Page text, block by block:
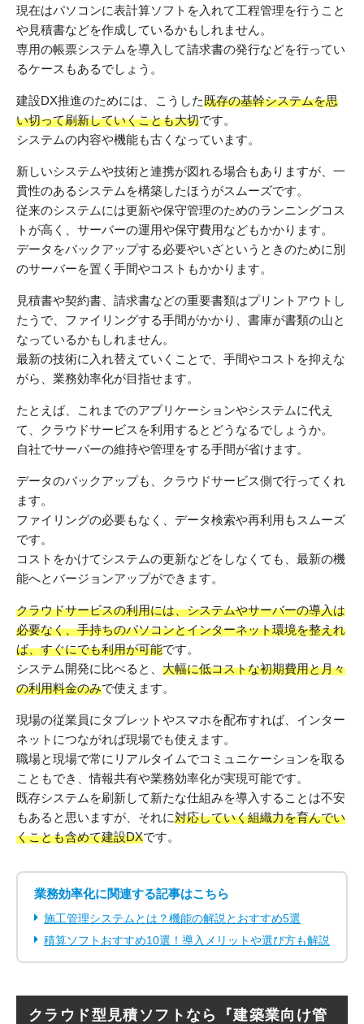
現在はパソコンに表計算ソフトを入れて工程管理を行うこと
や見積書などを作成しているかもしれません。
専用の帳票システムを導入して請求書の発行などを行ってい
るケースもあるでしょう。
建設DX推進のためには、こうした既存の基幹システムを思
い切って刷新していくことも大切です。
システムの内容や機能も古くなっています。
新しいシステムや技術と連携が図れる場合もありますが、一
貫性のあるシステムを構築したほうがスムーズです。
従来のシステムには更新や保守管理のためのランニングコス
トが高く、サーバーの運用や保守費用などもかかります。
データをバックアップする必要やいざというときのために別
のサーバーを置く手間やコストもかかります。
見積書や契約書、請求書などの重要書類はプリントアウトし
たうで、ファイリングする手間がかかり、書庫が書類の山と
なっているかもしれません。
最新の技術に入れ替えていくことで、手間やコストを抑えな
がら、業務効率化が目指せます。
たとえば、これまでのアプリケーションやシステムに代え
て、クラウドサービスを利用するとどうなるでしょうか。
自社でサーバーの維持や管理をする手間が省けます。
データのバックアップも、クラウドサービス側で行ってくれ
ます。
ファイリングの必要もなく、データ検索や再利用もスムーズ
です。
コストをかけてシステムの更新などをしなくても、最新の機
能へとバージョンアップができます。
クラウドサービスの利用には、システムやサーバーの導入は
必要なく、手持ちのパソコンとインターネット環境を整えれ
ば、すぐにでも利用が可能です。
システム開発に比べると、 大幅に低コストな初期費用と月々
の利用料金のみで使えます。
現場の従業員にタブレットやスマホを配布すれば、インター
ネットにつながれば現場でも使えます。
職場と現場で常にリアルタイムでコミュニケーションを取る
こともでき、情報共有や業務効率化が実現可能です。
既存システムを刷新して新たな仕組みを導入することは不安
もあると思いますが、それに対応していく組織力を育んでい
くことも含めて建設DXです。
業務効率化に関連する記事はこちら
施工管理システムとは？機能の解説とおすすめ5選
積算ソフトおすすめ10選！導入メリットや選び方も解説
クラウド型見積ソフトなら『建築業向け管